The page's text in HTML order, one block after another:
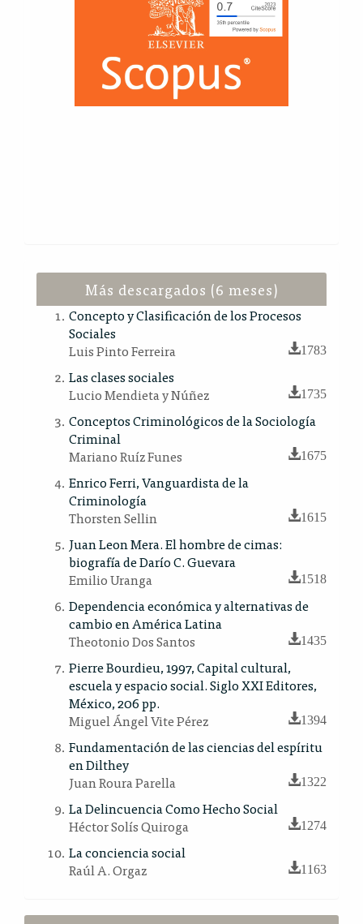
Más descargados (6 meses)
Concepto y Clasificación de los Procesos
Sociales
Luis Pinto Ferreira
1783
Las clases sociales
Lucio Mendieta y Núñez
1735
Conceptos Criminológicos de la Sociología
Criminal
Mariano Ruíz Funes
1675
Enrico Ferri, Vanguardista de la
Criminología
Thorsten Sellin
1615
Juan Leon Mera. El hombre de cimas:
biografía de Darío C. Guevara
Emilio Uranga
1518
Dependencia económica y alternativas de
cambio en América Latina
Theotonio Dos Santos
1435
Pierre Bourdieu, 1997, Capital cultural,
escuela y espacio social. Siglo XXI Editores,
México, 206 pp.
Miguel Ángel Vite Pérez
1394
Fundamentación de las ciencias del espíritu
en Dilthey
Juan Roura Parella
1322
La Delincuencia Como Hecho Social
Héctor Solís Quiroga
1274
La conciencia social
Raúl A. Orgaz
1163